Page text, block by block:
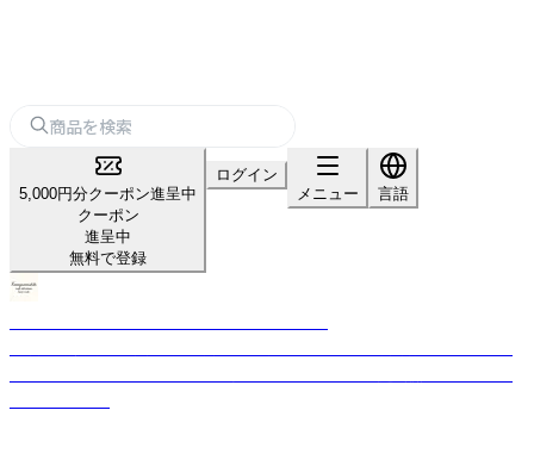
5,000円分クーポン進呈中
クーポン
進呈中
無料で登録
ログイン
メニュー
言語